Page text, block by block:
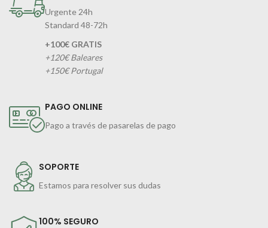
Urgente 24h
Standard 48-72h
+100€ GRATIS
+120€ Baleares
+150€ Portugal
PAGO ONLINE
Pago a través de pasarelas de pago
SOPORTE
Estamos para resolver sus dudas
100% SEGURO